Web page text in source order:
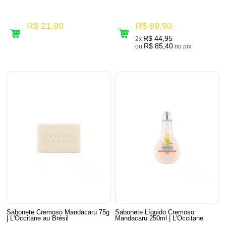
R$ 21,90 R$ 89,90
2x R$ 44,95
ou R$ 85,40 no pix
Sabonete Cremoso Mandacaru 75g
| L'Occitane au Brésil
Sabonete Líquido Cremoso
Mandacaru 250ml | L'Occitane